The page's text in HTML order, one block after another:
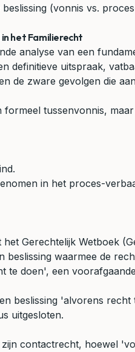
(vonnis vs.
het Familierecht
analyse van een
definitieve uitspraak,
de zware gevolgen die
tussenvonnis,
in het proces-
Gerechtelijk Wetboek
beslissing waarmee de
te doen', een
beslissing 'alvorens
uitgesloten.
contactrecht, hoewel